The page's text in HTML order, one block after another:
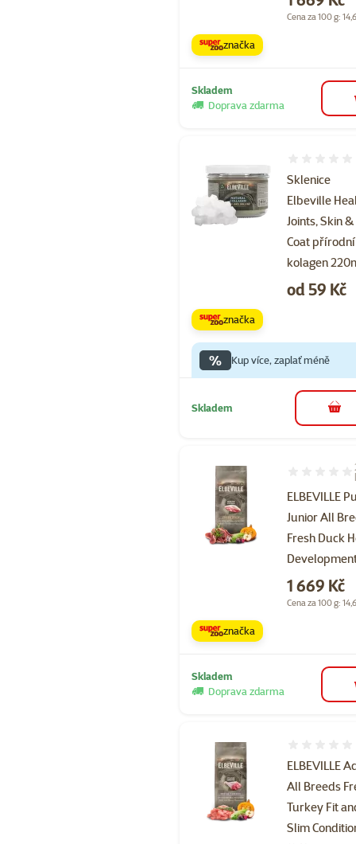
Cena za 100 g:
značka
Skladem
Doprava zdarma
Sklenice
Elbeville
Joints, Skin &
Coat přírodní
kolagen
Cena
od 59 Kč
značka
% Kup více, zaplať méně
Skladem do
ELBEVILLE
Junior All
Fresh Duck
Hodnocení
Cena
1 669 Kč
Cena za 100 g:
značka
Skladem
Doprava zdarma
ELBEVILLE
All Breeds
Turkey Fit
Slim